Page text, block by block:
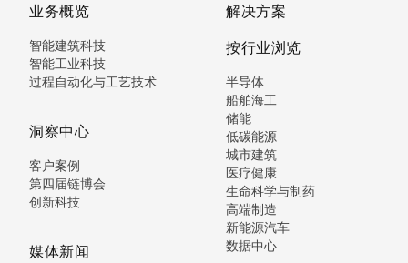
业务概览
智能建筑科技
智能工业科技
过程自动化与工艺技术
洞察中心
客户案例
第四届链博会
创新科技
媒体新闻
解决方案
按行业浏览
半导体
船舶海工
储能
低碳能源
城市建筑
医疗健康
生命科学与制药
高端制造
新能源汽车
数据中心